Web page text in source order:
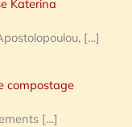
Katerina
[…]
compostage
[…]